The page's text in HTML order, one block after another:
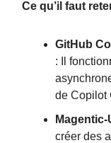
Ce qu’il faut
GitHub
: Il
de Copilot
Magentic-
créer des